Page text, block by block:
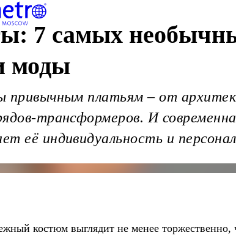
7 самых
моды
привычным платьям – от
трансформеров. И
индивидуальность и
костюм выглядит не менее торжественно,